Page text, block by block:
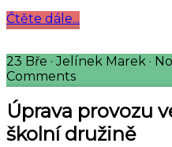
Čtěte dále...
23 Bře · Jelínek Marek · No
Comments
Úprava provozu
školní družině